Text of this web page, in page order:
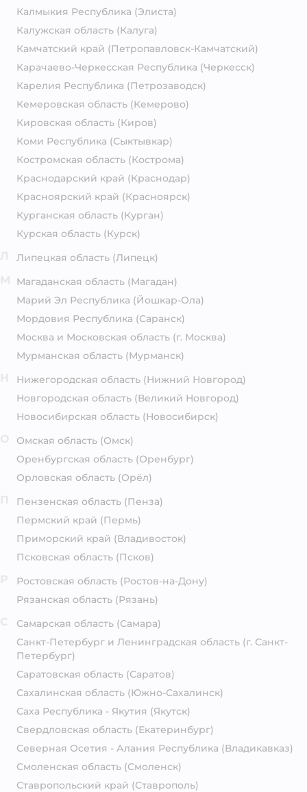
Калмыкия Республика (Элиста)
Калужская область (Калуга)
Камчатский край (Петропавловск-Камчатский)
Карачаево-Черкесская Республика (Черкесск)
Карелия Республика (Петрозаводск)
Кемеровская область (Кемерово)
Кировская область (Киров)
Коми Республика (Сыктывкар)
Костромская область (Кострома)
Краснодарский край (Краснодар)
Красноярский край (Красноярск)
Курганская область (Курган)
Курская область (Курск)
Липецкая область (Липецк)
Магаданская область (Магадан)
Марий Эл Республика (Йошкар-Ола)
Мордовия Республика (Саранск)
Москва и Московская область (г. Москва)
Мурманская область (Мурманск)
Нижегородская область (Нижний Новгород)
Новгородская область (Великий Новгород)
Новосибирская область (Новосибирск)
Омская область (Омск)
Оренбургская область (Оренбург)
Орловская область (Орёл)
Пензенская область (Пенза)
Пермский край (Пермь)
Приморский край (Владивосток)
Псковская область (Псков)
Ростовская область (Ростов-на-Дону)
Рязанская область (Рязань)
Самарская область (Самара)
Санкт-Петербург и Ленинградская область (г. Санкт-
Петербург)
Саратовская область (Саратов)
Сахалинская область (Южно-Сахалинск)
Саха Республика - Якутия (Якутск)
Свердловская область (Екатеринбург)
Северная Осетия - Алания Республика (Владикавказ)
Смоленская область (Смоленск)
Ставропольский край (Ставрополь)